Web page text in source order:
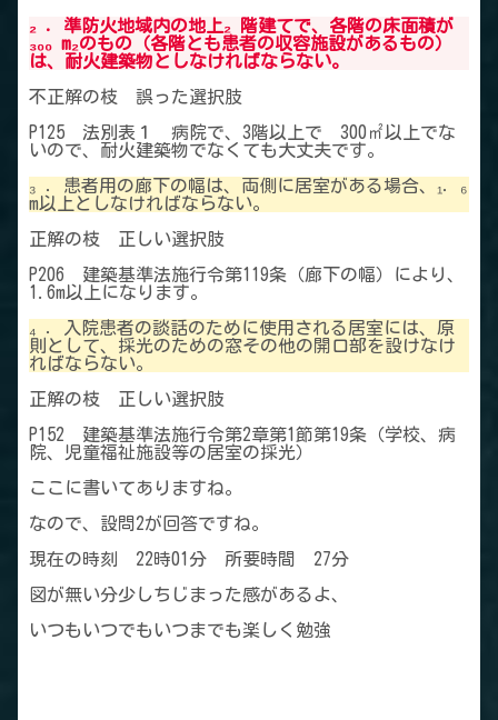
₂ ．準防火地域内の地上₂ 階建てで、各階の床面積が
₃₀₀ m₂のもの（各階とも患者の収容施設があるもの）
は、耐火建築物としなければならない。
不正解の枝 誤った選択肢
P125 法別表１ 病院で、3階以上で 300㎡以上でな
いので、耐火建築物でなくても大丈夫です。
₃ ．患者用の廊下の幅は、両側に居室がある場合、₁．₆
m以上としなければならない。
正解の枝 正しい選択肢
P206 建築基準法施行令第119条（廊下の幅）により、
1.6m以上になります。
₄ ．入院患者の談話のために使用される居室には、原
則として、採光のための窓その他の開口部を設けなけ
ればならない。
正解の枝 正しい選択肢
P152 建築基準法施行令第2章第1節第19条（学校、病
院、児童福祉施設等の居室の採光）
ここに書いてありますね。
なので、設問2が回答ですね。
現在の時刻 22時01分 所要時間 27分
図が無い分少しちじまった感があるよ、
いつもいつでもいつまでも楽しく勉強